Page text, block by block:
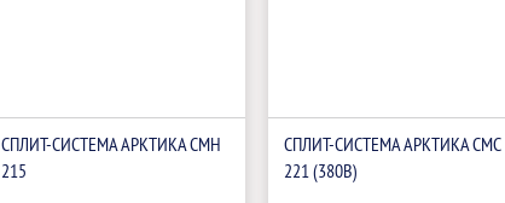
СПЛИТ-СИСТЕМА АРКТИКА СМН
215
СПЛИТ-СИСТЕМА АРКТИКА СМС
221 (380В)